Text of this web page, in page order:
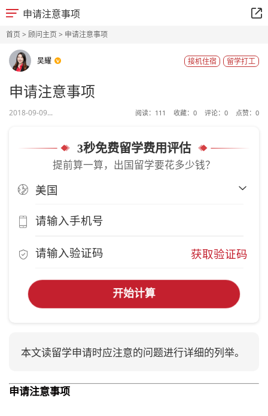
申请注意事项
首页> 顾问主页> 申请注意事项
吴耀 留学打工
接机住宿
申请注意事项
2018-09-09... 阅读： 111 收藏： 0 评论： 0 点赞： 0
3秒免费留学费用评估
提前算一算，出国留学要花多少钱？
获取验证码
开始计算
本文读留学申请时应注意的问题进行详细的列举。
申请注意事项